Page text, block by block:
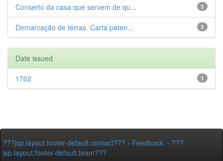
1
Conserto da casa que servem de qu...
1
Demarcação de terras. Carta paten...
Date issued
1
1702
???jsp.layout.footer-default.contact??? - Feedback - ???
jsp.layout.footer-default.team???